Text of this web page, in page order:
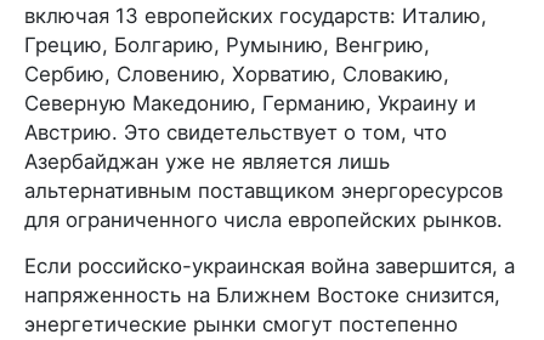
включая 13 европейских государств: Италию,
Грецию, Болгарию, Румынию, Венгрию,
Сербию, Словению, Хорватию, Словакию,
Северную Македонию, Германию, Украину и
Австрию. Это свидетельствует о том, что
Азербайджан уже не является лишь
альтернативным поставщиком энергоресурсов
для ограниченного числа европейских рынков.
Если российско-украинская война завершится, а
напряженность на Ближнем Востоке снизится,
энергетические рынки смогут постепенно